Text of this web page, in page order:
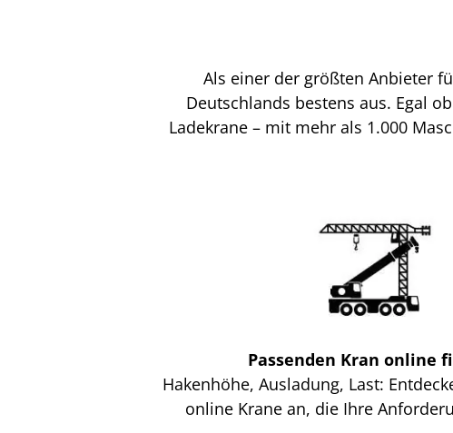
Als einer der größten Anbieter
Deutschlands bestens aus. Egal
Ladekrane – mit mehr als 1.000
Passenden Kran online
Hakenhöhe, Ausladung, Last:
online Krane an, die Ihre